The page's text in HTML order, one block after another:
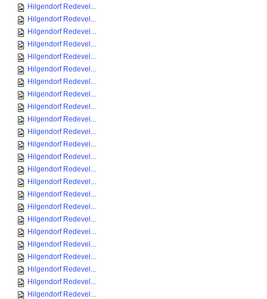
Hilgendorf Redevel...
Hilgendorf Redevel...
Hilgendorf Redevel...
Hilgendorf Redevel...
Hilgendorf Redevel...
Hilgendorf Redevel...
Hilgendorf Redevel...
Hilgendorf Redevel...
Hilgendorf Redevel...
Hilgendorf Redevel...
Hilgendorf Redevel...
Hilgendorf Redevel...
Hilgendorf Redevel...
Hilgendorf Redevel...
Hilgendorf Redevel...
Hilgendorf Redevel...
Hilgendorf Redevel...
Hilgendorf Redevel...
Hilgendorf Redevel...
Hilgendorf Redevel...
Hilgendorf Redevel...
Hilgendorf Redevel...
Hilgendorf Redevel...
Hilgendorf Redevel...